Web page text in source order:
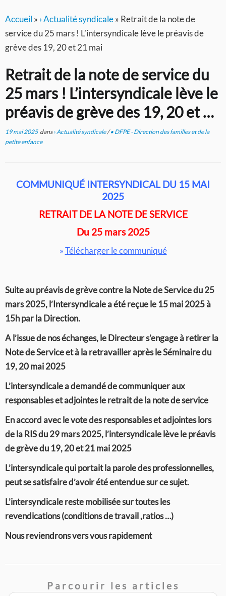
Accueil » › Actualité syndicale» Retrait de la note de
service du 25 mars ! L’intersyndicale lève le préavis de
grève des 19, 20 et 21 mai
Retrait de la note de service du
25 mars ! L’intersyndicale lève le
préavis de grève des 19, 20 et 21
mai
19 mai 2025dans› Actualité syndicale/• DFPE - Direction des familles et de la
petite enfance
COMMUNIQUÉ INTERSYNDICAL DU 15 MAI
2025
RETRAIT DE LA NOTE DE SERVICE
Du 25 mars 2025
»Télécharger le communiqué
Suite au préavis de grève contre la Note de Service du 25
mars 2025, l’Intersyndicale a été reçue le 15 mai 2025 à
15h par la Direction.
A l’issue de nos échanges, le Directeur s’engage à retirer la
Note de Service et à la retravailler après le Séminaire du
19, 20 mai 2025
L’intersyndicale a demandé de communiquer aux
responsables et adjointes le retrait de la note de service
En accord avec le vote des responsables et adjointes lors
de la RIS du 29 mars 2025, l’intersyndicale lève le préavis
de grève du 19, 20 et 21 mai 2025
L’intersyndicale qui portait la parole des professionnelles,
peut se satisfaire d’avoir été entendue sur ce sujet.
L’intersyndicale reste mobilisée sur toutes les
revendications (conditions de travail ,ratios …)
Nous reviendrons vers vous rapidement
Parcourir les articles